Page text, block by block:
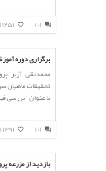
(125) (0)
برگزاری دوره
محمدتقی آژیر
تحقیقات ماهیان
با عنوان "بررسی
(139) (0)
بازدید از مزرعه